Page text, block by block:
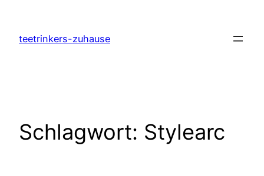
springen
teetrinkers-zuhause
Schlagwort: Stylearc